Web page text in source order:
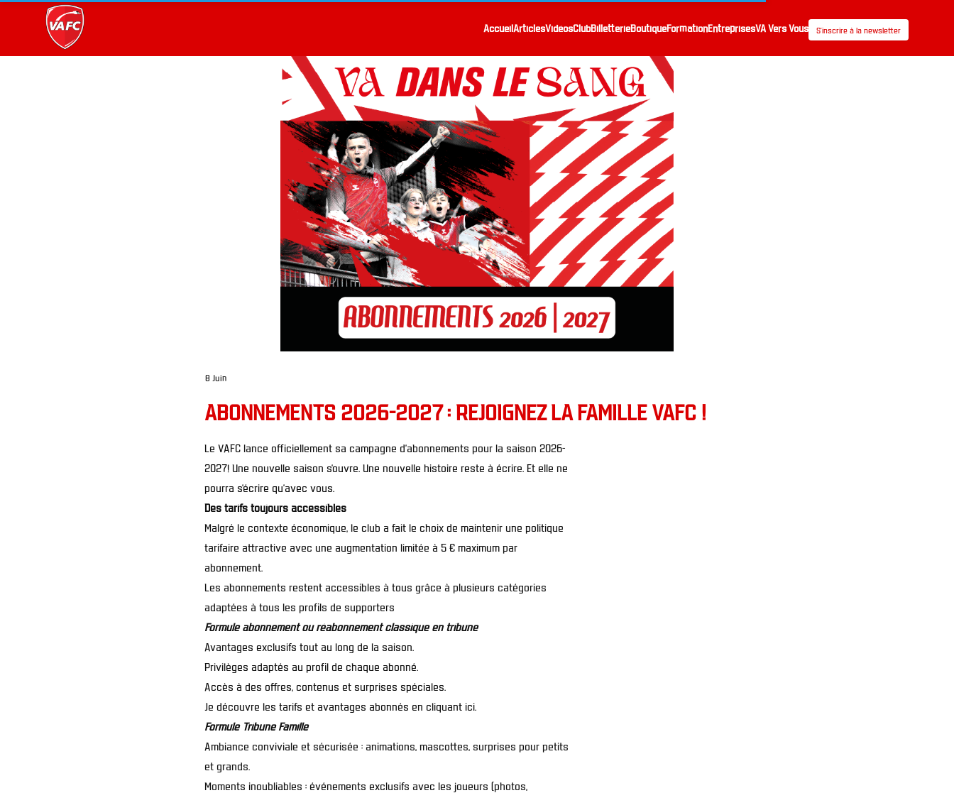
AccueilArticlesVidéosClubBilletterieBoutiqueFormationEntreprisesVA Vers Vous S’inscrire à la newsletter
8 Juin
ABONNEMENTS 2026-2027 : REJOIGNEZ LA FAMILLE VAFC !
Le VAFC lance officiellement sa campagne d’abonnements pour la saison 2026-
2027! Une nouvelle saison s’ouvre. Une nouvelle histoire reste à écrire. Et elle ne
pourra s’écrire qu’avec vous.
Des tarifs toujours accessibles
Malgré le contexte économique, le club a fait le choix de maintenir une politique
tarifaire attractive avec une augmentation limitée à 5 € maximum par
abonnement.
Les abonnements restent accessibles à tous grâce à plusieurs catégories
adaptées à tous les profils de supporters
Formule abonnement ou réabonnement classique en tribune
Avantages exclusifs tout au long de la saison.
Privilèges adaptés au profil de chaque abonné.
Accès à des offres, contenus et surprises spéciales.
Je découvre les tarifs et avantages abonnés en cliquant ici.
Formule Tribune Famille
Ambiance conviviale et sécurisée : animations, mascottes, surprises pour petits
et grands.
Moments inoubliables : événements exclusifs avec les joueurs (photos,